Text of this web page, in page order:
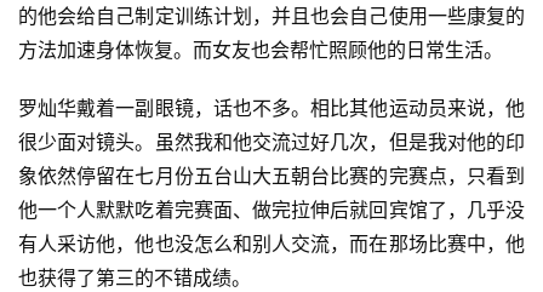
的他会给自己制定训练计划，并且也会自己使用一些康复的
方法加速身体恢复。而女友也会帮忙照顾他的日常生活。
罗灿华戴着一副眼镜，话也不多。相比其他运动员来说，他
很少面对镜头。虽然我和他交流过好几次，但是我对他的印
象依然停留在七月份五台山大五朝台比赛的完赛点，只看到
他一个人默默吃着完赛面、做完拉伸后就回宾馆了，几乎没
有人采访他，他也没怎么和别人交流，而在那场比赛中，他
也获得了第三的不错成绩。